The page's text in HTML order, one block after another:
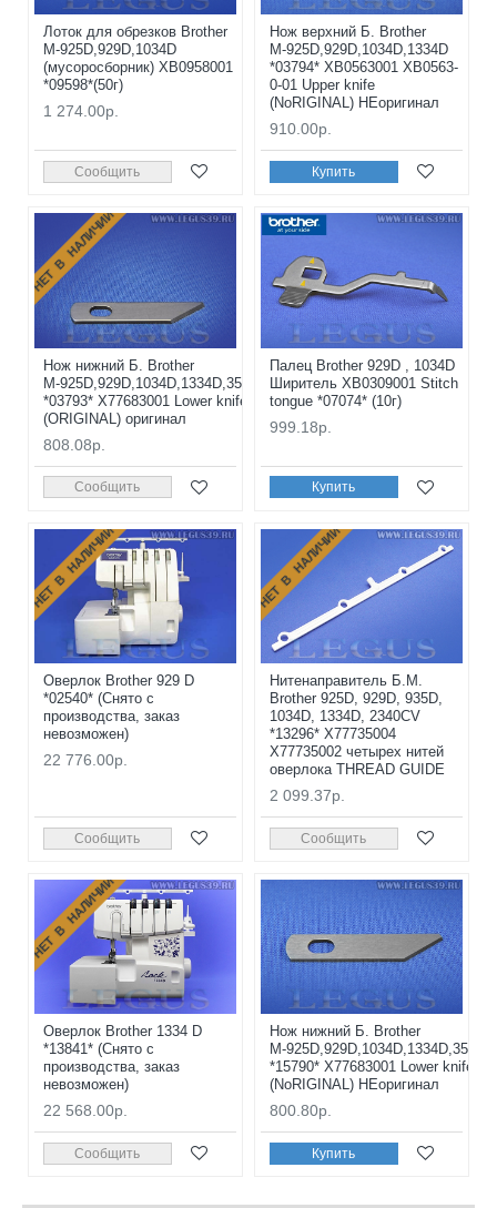
Лоток для обрезков Brother
M-925D,929D,1034D
(мусоросборник) XB0958001
*09598*(50г)
1 274.00р.
Сообщить
Нож верхний Б. Brother
М-925D,929D,1034D,1334D
*03794* XB0563001 XB0563-
0-01 Upper knife
(NoRIGINAL) НЕоригинал
910.00р.
Купить
НЕТ В НАЛИЧИИ
Нож нижний Б. Brother
М-925D,929D,1034D,1334D,355D
*03793* X77683001 Lower knife
(ORIGINAL) оригинал
808.08р.
Сообщить
Палец Brother 929D , 1034D
Ширитель XB0309001 Stitch
tongue *07074* (10г)
999.18р.
Купить
НЕТ В НАЛИЧИИ
Оверлок Brother 929 D
*02540* (Снято с
производства, заказ
невозможен)
22 776.00р.
Сообщить
НЕТ В НАЛИЧИИ
Нитенаправитель Б.М.
Brother 925D, 929D, 935D,
1034D, 1334D, 2340CV
*13296* X77735004
X77735002 четырех нитей
оверлока THREAD GUIDE
2 099.37р.
Сообщить
НЕТ В НАЛИЧИИ
Оверлок Brother 1334 D
*13841* (Снято с
производства, заказ
невозможен)
22 568.00р.
Сообщить
Нож нижний Б. Brother
М-925D,929D,1034D,1334D,355D
*15790* X77683001 Lower knife
(NoRIGINAL) НЕоригинал
800.80р.
Купить